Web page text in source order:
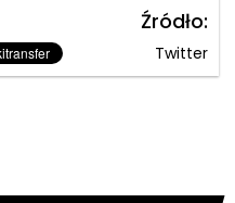
Źródło:
Twitter